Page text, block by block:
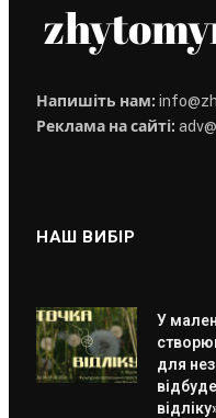
Напишіть нам:
Реклама на сайті:
НАШ ВИБІР
У
для